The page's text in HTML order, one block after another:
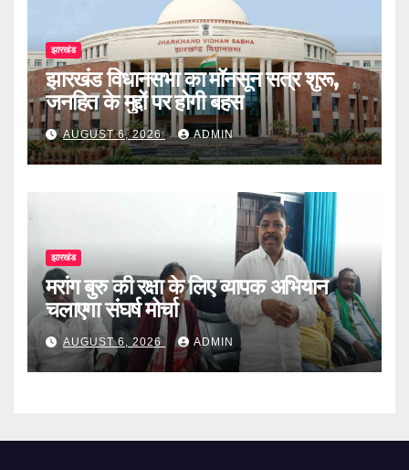
झारखंड
झारखंड विधानसभा का मॉनसून सत्र शुरू,
जनहित के मुद्दों पर होगी बहस
AUGUST 6, 2026 ADMIN
झारखंड
मरांग बुरु की रक्षा के लिए व्यापक अभियान
चलाएगा संघर्ष मोर्चा
AUGUST 6, 2026 ADMIN